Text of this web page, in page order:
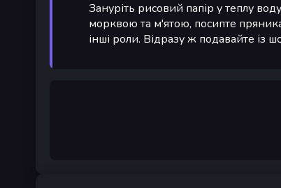
Зануріть рисовий папір у теплу
морквою та м'ятою, посипте
інші роли. Відразу ж подавайте із